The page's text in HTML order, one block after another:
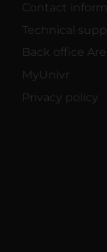
Contact
Technical
Back office
MyUnivr
Privacy policy